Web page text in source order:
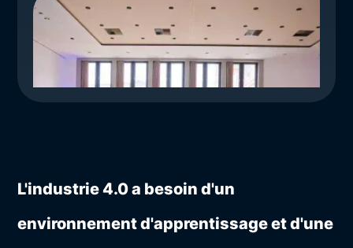
L'industrie 4.0 a besoin d'un
environnement d'apprentissage et d'une